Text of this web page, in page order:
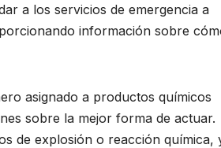
a los servicios de emergencia a
información sobre
asignado a productos químicos
sobre la mejor forma de actuar.
de explosión o reacción química,